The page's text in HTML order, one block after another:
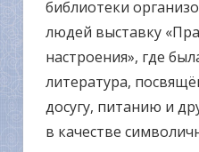
библиотеки
людей выставку
настроения», где
литература,
досугу, питанию и
в качестве